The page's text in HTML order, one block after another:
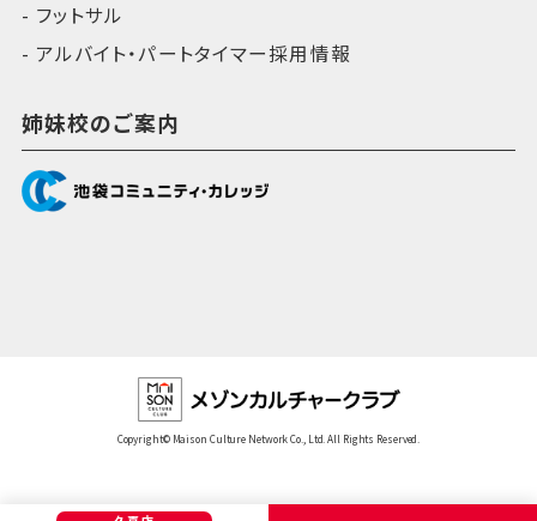
フットサル
アルバイト・パートタイマー採用情報
姉妹校のご案内
Copyright© Maison Culture Network Co., Ltd. All Rights Reserved.